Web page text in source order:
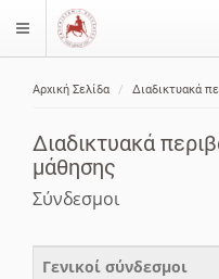
$langMenu
Αρχική Σελίδα Διαδικτυακά
Διαδικτυακά
μάθησης
Σύνδεσμοι
Γενικοί σύνδεσμοι